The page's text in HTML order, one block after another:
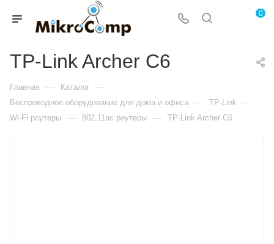
0
TP-Link Archer C6
Главная — Каталог —
Беспроводное оборудование для дома и офиса — TP-Link —
Wi-Fi роутеры — 802.11ac роутеры — TP-Link Archer C6